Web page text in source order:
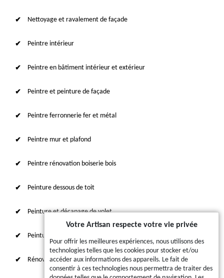
Nettoyage et ravalement de façade
Peintre intérieur
Peintre en bâtiment intérieur et extérieur
Peintre et peinture de façade
Peintre ferronnerie fer et métal
Peintre mur et plafond
Peintre rénovation boiserie bois
Peinture dessous de toit
Peinture et décapage de volet
Peinture sur tuile et toiture
Rénovation intérieure 87
Votre Artisan respecte votre vie privée
Pour offrir les meilleures expériences, nous utilisons des
technologies telles que les cookies pour stocker et/ou
accéder aux informations des appareils. Le fait de
consentir à ces technologies nous permettra de traiter des